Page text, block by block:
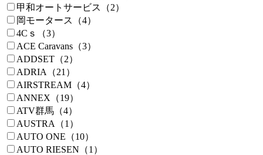
甲和オートサービス（2）
岡モータース（4）
4Cｓ（3）
ACE Caravans（3）
ADDSET（2）
ADRIA（21）
AIRSTREAM（4）
ANNEX（19）
ATV群馬（4）
AUSTRA（1）
AUTO ONE（10）
AUTO RIESEN（1）